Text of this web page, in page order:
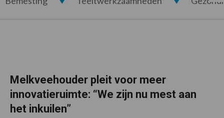
Melkveehouder pleit voor meer
innovatieruimte: “We zijn nu mest aan
het inkuilen”